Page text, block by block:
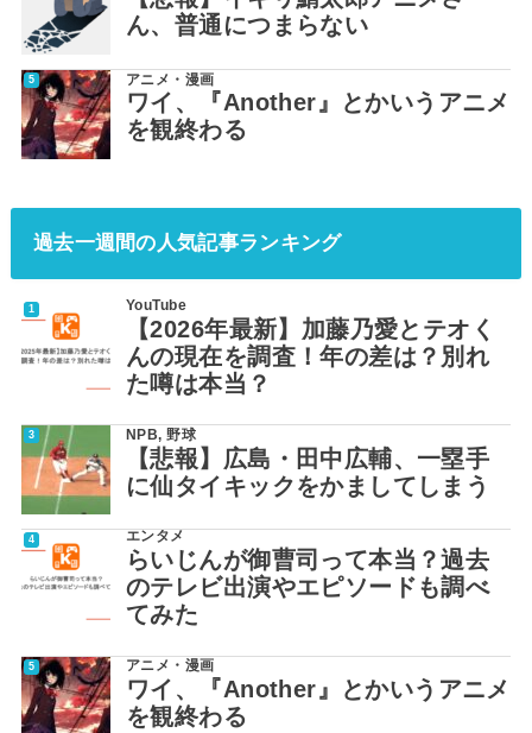
ん、普通につまらない
アニメ・漫画
ワイ、『Another』とかいうアニメ
を観終わる
過去一週間の人気記事ランキング
YouTube
【2026年最新】加藤乃愛とテオく
んの現在を調査！年の差は？別れ
た噂は本当？
NPB,野球
【悲報】広島・田中広輔、一塁手
に仙タイキックをかましてしまう
エンタメ
らいじんが御曹司って本当？過去
のテレビ出演やエピソードも調べ
てみた
アニメ・漫画
ワイ、『Another』とかいうアニメ
を観終わる